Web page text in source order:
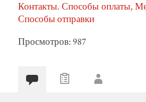
Контакты. Способы оплаты,
Способы отправки
Просмотров: 987